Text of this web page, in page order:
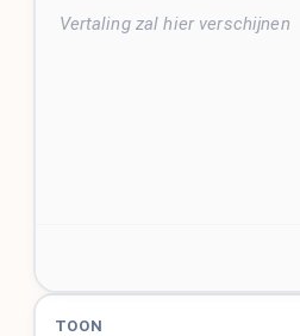
Vertaling zal hier verschijnen
TOON